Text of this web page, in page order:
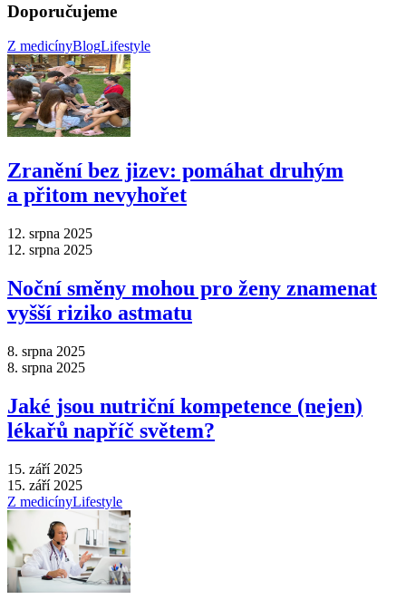
Doporučujeme
Z medicínyBlogLifestyle
Zranění bez jizev: pomáhat druhým
a přitom nevyhořet
12. srpna 2025
12. srpna 2025
Noční směny mohou pro ženy znamenat
vyšší riziko astmatu
8. srpna 2025
8. srpna 2025
Jaké jsou nutriční kompetence (nejen)
lékařů napříč světem?
15. září 2025
15. září 2025
Z medicínyLifestyle